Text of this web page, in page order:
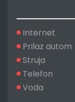
Internet
Prilaz autom
Struja
Telefon
Voda